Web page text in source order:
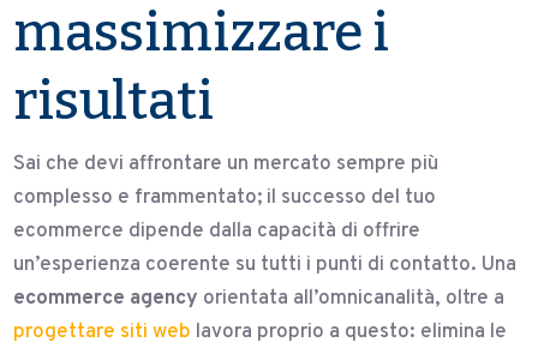
massimizzare i
risultati
Sai che devi affrontare un mercato sempre più
complesso e frammentato; il successo del tuo
ecommerce dipende dalla capacità di offrire
un’esperienza coerente su tutti i punti di contatto. Una
ecommerce agency orientata all’omnicanalità, oltre a
progettare siti web lavora proprio a questo: elimina le